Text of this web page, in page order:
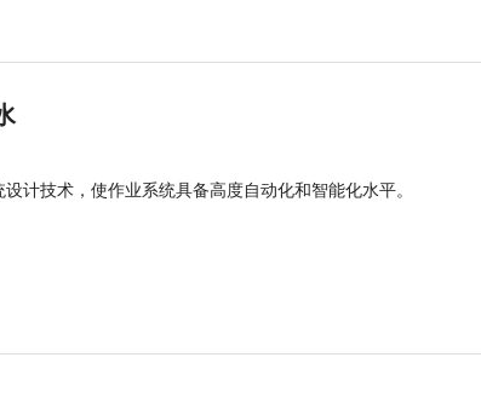
计技术，使作业系统具备高度自动化和智能化水平。